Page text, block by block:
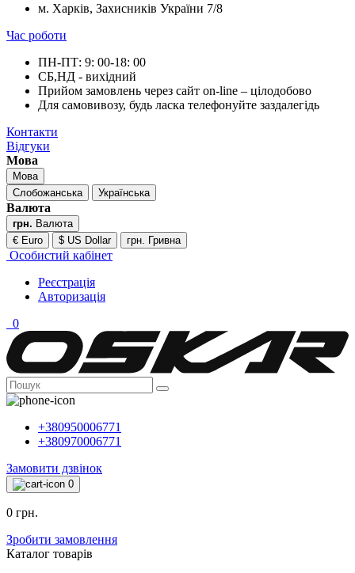
м. Харків, Захисників України 7/8
Час роботи
ПН-ПТ: 9: 00-18: 00
СБ,НД - вихідний
Прийом замовлень через сайт on-line – цілодобово
Для самовивозу, будь ласка телефонуйте заздалегідь
Контакти
Відгуки
Мова
Мова
Слобожанська
Українська
Валюта
грн. Валюта
€ Euro
$ US Dollar грн. Гривна
Особистий кабінет
Реєстрація
Авторизація
0
+380950006771
+380970006771
Замовити дзвінок
0
0 грн.
Зробити замовлення
Каталог товарiв